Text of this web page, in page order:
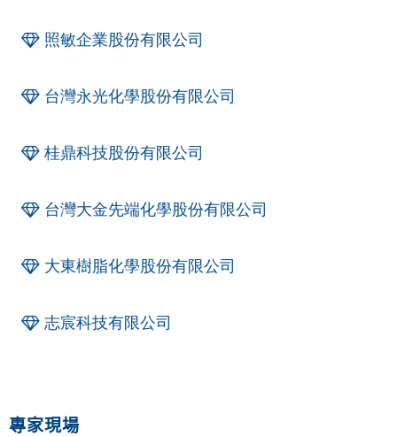
照敏企業股份有限公司
台灣永光化學股份有限公司
桂鼎科技股份有限公司
台灣大金先端化學股份有限公司
大東樹脂化學股份有限公司
志宸科技有限公司
專家現場